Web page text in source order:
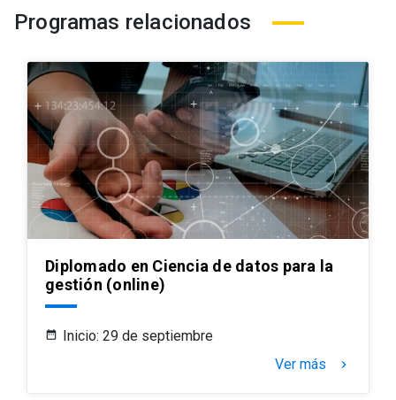
Programas relacionados
Diplomado en Ciencia de datos para la
gestión (online)
Inicio: 29 de septiembre
Ver más
keyboard_arrow_right